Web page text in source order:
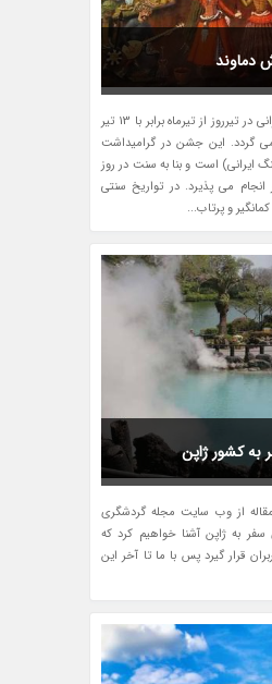
دماوند
تیرگان یکی از جشن های ایرانی در تیرروز از تیرماه برابر با 13 تیر
می گردد. این جشن در گرامیداشت
ایرانی) است و بنا به سنت در روز
انجام می پذیرد. در تواریخ سنتی
و پرتاب...
به کشور ژاپن
مقاله از وب سایت مجله گردشگری
سفر به ژاپن آشنا خواهیم کرد که
قرار گیرد پس با ما تا آخر این